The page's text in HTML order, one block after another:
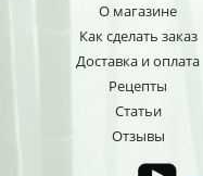
О магазине
Как сделать заказ
Доставка и оплата
Рецепты
Статьи
Отзывы